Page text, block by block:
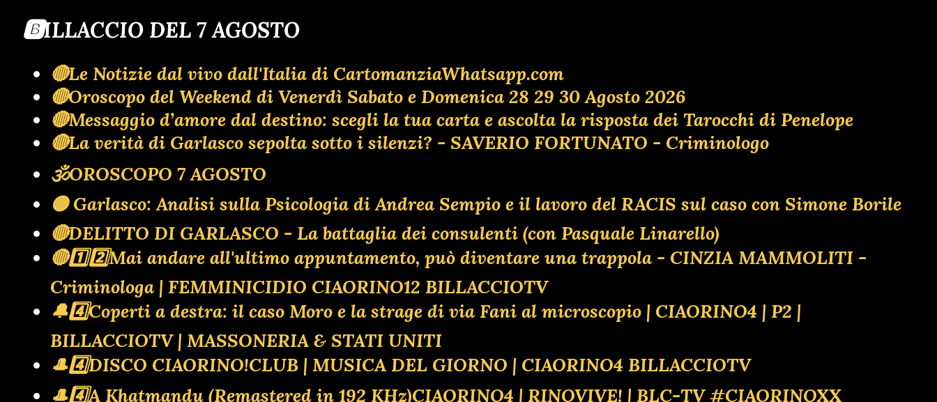
🅱️ILLACCIO DEL 7 AGOSTO
🔴Le Notizie dal vivo dall'Italia di CartomanziaWhatsapp.com
🔴Oroscopo del Weekend di Venerdì Sabato e Domenica 28 29 30 Agosto 2026
🔴Messaggio d’amore dal destino: scegli la tua carta e ascolta la risposta dei Tarocchi di Penelope
🔴La verità di Garlasco sepolta sotto i silenzi? - SAVERIO FORTUNATO - Criminologo
🕉OROSCOPO 7 AGOSTO
🟡 Garlasco: Analisi sulla Psicologia di Andrea Sempio e il lavoro del RACIS sul caso con Simone Borile
🔴DELITTO DI GARLASCO - La battaglia dei consulenti (con Pasquale Linarello)
🔴1️⃣2️⃣Mai andare all'ultimo appuntamento, può diventare una trappola - CINZIA MAMMOLITI -
Criminologa | FEMMINICIDIO CIAORINO12 BILLACCIOTV
🔔4️⃣Coperti a destra: il caso Moro e la strage di via Fani al microscopio | CIAORINO4 | P2 |
BILLACCIOTV | MASSONERIA & STATI UNITI
🎩4️⃣DISCO CIAORINO!CLUB | MUSICA DEL GIORNO | CIAORINO4 BILLACCIOTV
🎩4️⃣A Khatmandu (Remastered in 192 KHz)CIAORINO4 | RINOVIVE! | BLC-TV #CIAORINOXX